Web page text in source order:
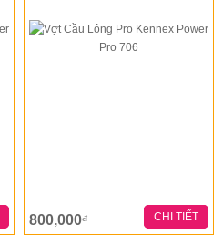
800,000đ CHI TIẾT